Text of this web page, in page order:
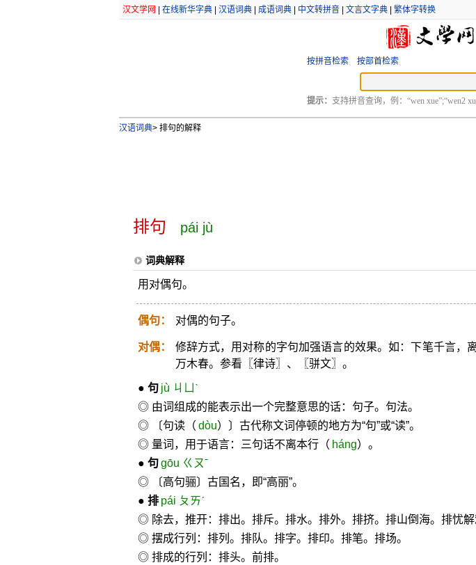
汉文学网 在线新华字典| 汉语词典| 成语词典| 中文转拼音| 文言文字典| 繁体字转换
按拼音检索 按部首检索
提示： 支持拼音查询，例：“wen xue”;“wen2
汉语词典>排句的解释
排句 pái jù
词典解释
用对偶句。
偶句： 对偶的句子。
对偶：
修辞方式，用对称的字句加强语言的效果。如：下笔千言，
万木春。参看〖律诗〗、〖骈文〗。
● 句 jù ㄐㄩˋ
◎ 由词组成的能表示出一个完整意思的话：句子。句法。
◎ 〔句读（ dòu）〕古代称文词停顿的地方为“句”或“读”。
◎ 量词，用于语言：三句话不离本行（ háng）。
● 句 gōu ㄍㄡˉ
◎ 〔高句骊〕古国名，即“高丽”。
● 排 pái ㄆㄞˊ
◎ 除去，推开：排出。排斥。排水。排外。排挤。排山倒海。排忧解
◎ 摆成行列：排列。排队。排字。排印。排笔。排场。
◎ 排成的行列：排头。前排。